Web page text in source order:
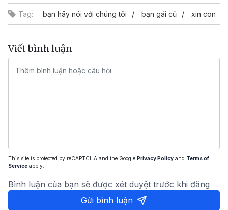
Tag: bạn hãy nói với chúng tôi bạn gái cũ xin con
Viết bình luận
This site is protected by reCAPTCHA and the Google Privacy Policy and Terms of
Service apply.
Bình luận của bạn sẽ được xét duyệt trước khi đăng
Gửi bình luận